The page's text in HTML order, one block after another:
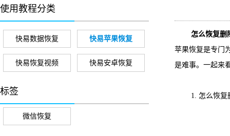
使用教程分类
快易数据恢复 快易苹果恢复
快易恢复视频 快易安卓恢复
标签
微信恢复
怎么恢复删
苹果恢复是专门
是难事。一起来
1. 怎么恢复删